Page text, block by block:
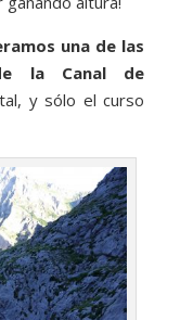
una de las
la Canal de
y sólo el curso